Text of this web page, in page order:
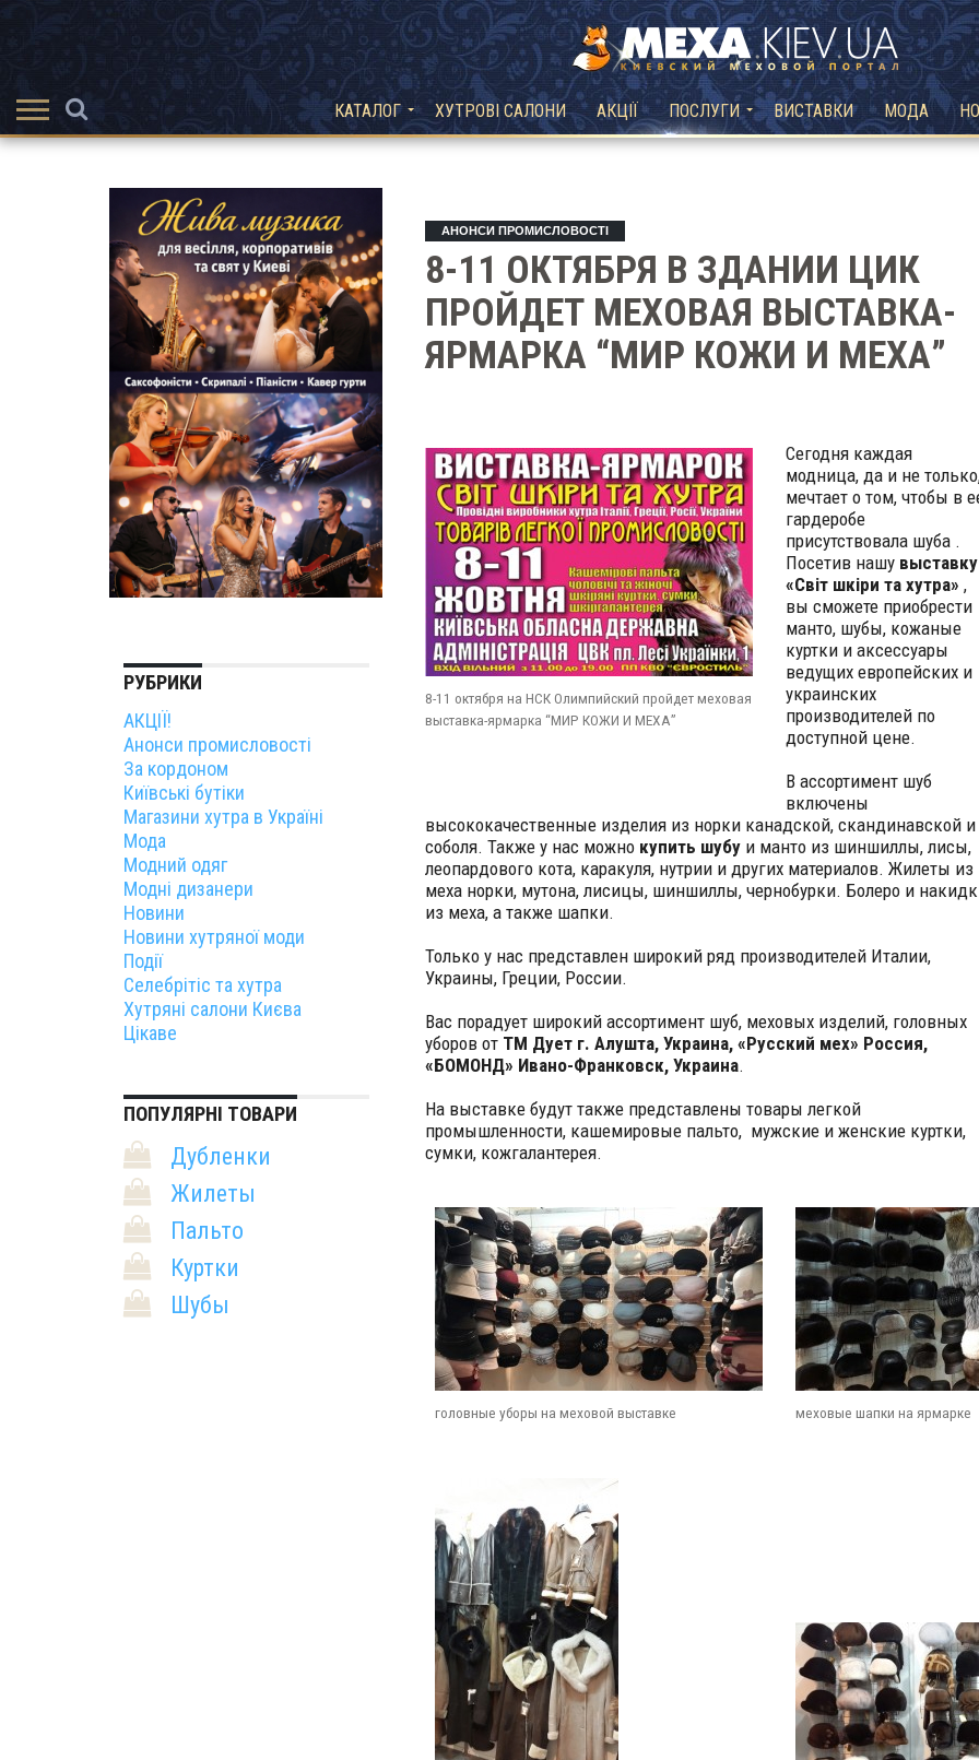
КАТАЛОГ ХУТРОВІ САЛОНИ АКЦІЇ ПОСЛУГИ ВИСТАВКИ МОДА
АНОНСИ ПРОМИСЛОВОСТІ
8-11 ОКТЯБРЯ В ЗДАНИИ ЦИК
ПРОЙДЕТ МЕХОВАЯ ВЫСТАВКА-
ЯРМАРКА “МИР КОЖИ И МЕХА”
8-11 октября на НСК Олимпийский пройдет меховая
выставка-ярмарка “МИР КОЖИ И МЕХА”
Сегодня каждая
модница, да и не
мечтает о том, чтобы в
гардеробе
присутствовала шуба .
Посетив нашу выставку
«Світ шкіри та хутра» ,
вы сможете приобрести
манто, шубы, кожаные
куртки и аксессуары
ведущих европейских и
украинских
производителей по
доступной цене.
В ассортимент шуб
включены
высококачественные изделия из норки канадской, скандинавской и
соболя. Также у нас можно купить шубуи манто из шиншиллы, лисы,
леопардового кота, каракуля, нутрии и других материалов. Жилеты из
меха норки, мутона, лисицы, шиншиллы, чернобурки. Болеро и
из меха, а также шапки.
Только у нас представлен широкий ряд производителей Италии,
Украины, Греции, России.
Вас порадует широкий ассортимент шуб, меховых изделий, головных
уборов отТМ Дует г. Алушта, Украина, «Русский мех» Россия,
«БОМОНД» Ивано-Франковск, Украина.
На выставке будут также представлены товары легкой
промышленности, кашемировые пальто, мужские и женские куртки,
сумки, кожгалантерея.
головные уборы на меховой выставке меховые шапки на ярмарке
РУБРИКИ
АКЦІЇ!
Анонси промисловості
За кордоном
Київські бутіки
Магазини хутра в Україні
Мода
Модний одяг
Модні дизанери
Новини
Новини хутряної моди
Події
Селебрітіс та хутра
Хутряні салони Києва
Цікаве
ПОПУЛЯРНІ ТОВАРИ
Дубленки
Жилеты
Пальто
Куртки
Шубы